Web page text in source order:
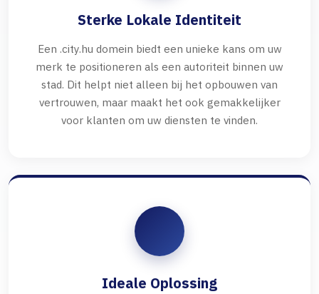
Sterke Lokale Identiteit
Een .city.hu domein biedt een unieke kans om uw
merk te positioneren als een autoriteit binnen uw
stad. Dit helpt niet alleen bij het opbouwen van
vertrouwen, maar maakt het ook gemakkelijker
voor klanten om uw diensten te vinden.
Ideale Oplossing